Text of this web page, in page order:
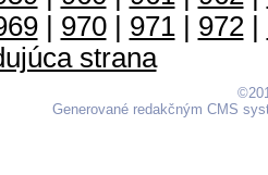
| 970| 971| 972|
strana
Generované redakčným CMS